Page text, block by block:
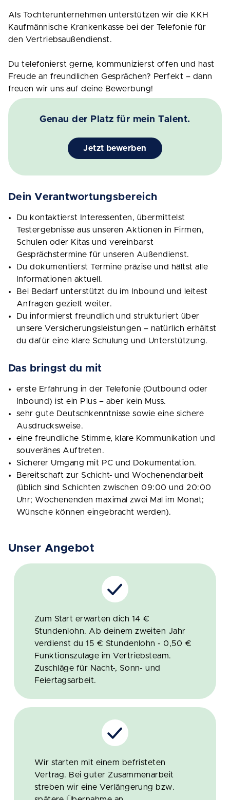
Als Tochterunternehmen unterstützen wir die KKH
Kaufmännische Krankenkasse bei der Telefonie für
den Vertriebsaußendienst.
Du telefonierst gerne, kommunizierst offen und hast
Freude an freundlichen Gesprächen? Perfekt – dann
freuen wir uns auf deine Bewerbung!
Genau der Platz für mein Talent.
Jetzt bewerben
Dein Verantwortungsbereich
Du kontaktierst Interessenten, übermittelst
Testergebnisse aus unseren Aktionen in Firmen,
Schulen oder Kitas und vereinbarst
Gesprächstermine für unseren Außendienst.
Du dokumentierst Termine präzise und hältst alle
Informationen aktuell.
Bei Bedarf unterstützt du im Inbound und leitest
Anfragen gezielt weiter.
Du informierst freundlich und strukturiert über
unsere Versicherungsleistungen – natürlich erhältst
du dafür eine klare Schulung und Unterstützung.
Das bringst du mit
erste Erfahrung in der Telefonie (Outbound oder
Inbound) ist ein Plus – aber kein Muss.
sehr gute Deutschkenntnisse sowie eine sichere
Ausdrucksweise.
eine freundliche Stimme, klare Kommunikation und
souveränes Auftreten.
Sicherer Umgang mit PC und Dokumentation.
Bereitschaft zur Schicht- und Wochenendarbeit
(üblich sind Schichten zwischen 09:00 und 20:00
Uhr; Wochenenden maximal zwei Mal im Monat;
Wünsche können eingebracht werden).
Unser Angebot
Zum Start erwarten dich 14 €
Stundenlohn. Ab deinem zweiten Jahr
verdienst du 15 € Stundenlohn - 0,50 €
Funktionszulage im Vertriebsteam.
Zuschläge für Nacht-, Sonn- und
Feiertagsarbeit.
Wir starten mit einem befristeten
Vertrag. Bei guter Zusammenarbeit
streben wir eine Verlängerung bzw.